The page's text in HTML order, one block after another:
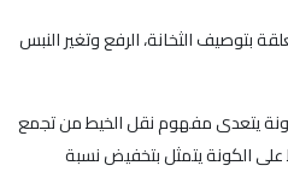
بتوصيف الثخانة، الرفع وتغير النبس
يتعدى مفهوم نقل الخيط من تجمع
على الكونة يتمثل بتخفيض نسبة